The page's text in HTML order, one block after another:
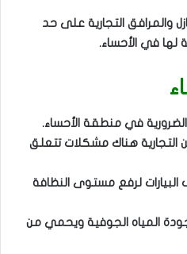
والمرافق التجارية على حد
لها في الأحساء.
في منطقة الأحساء.
التجارية هناك مشكلات تتعلق
لرفع مستوى النظافة
المياه الجوفية ويحمي من